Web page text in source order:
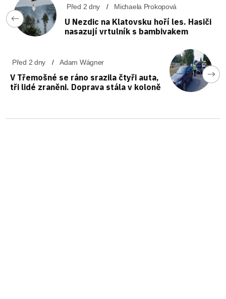
Před 2 dny Michaela Prokopová
U Nezdic na Klatovsku hoří les. Hasiči
nasazují vrtulník s bambivakem
Před 2 dny Adam Wágner
V Třemošné se ráno srazila čtyři auta,
tři lidé zraněni. Doprava stála v koloně